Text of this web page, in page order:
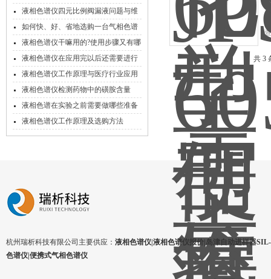
液相色谱仪四元比例阀漏液问题与维
修
如何快、好、省地选购一台气相色谱
仪?
液相色谱仪干嘛用的?使用步骤又有哪
些?
液相色谱仪在应用完以后还需要进行
保养吗？
液相色谱仪工作原理与医疗行业应用
液相色谱仪检测药物中的磺胺含量
液相色谱在实验之前需要做哪些准备
工作
液相色谱仪工作原理及选购方法
共 3
杭州瑞析科技有限公司主要供应： 液相色谱仪|液相色谱仪报价|岛津自动进样器
色谱仪|便携式气相色谱仪